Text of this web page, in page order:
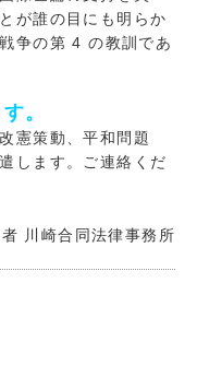
が誰の目にも明らか
争の第 4 の教訓であ
。
憲策動、平和問題
します。ご連絡くだ
川崎合同法律事務所